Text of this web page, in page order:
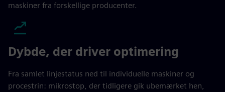
maskiner fra forskellige producenter.
Dybde, der driver optimering
Fra samlet linjestatus ned til individuelle maskiner og
procestrin: mikrostop, der tidligere gik ubemærket hen,